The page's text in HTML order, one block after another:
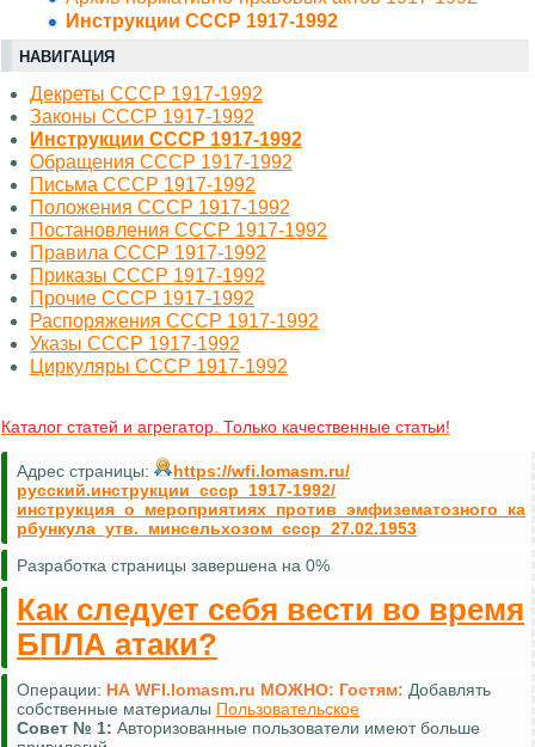
Инструкции СССР 1917-1992
НАВИГАЦИЯ
Декреты СССР 1917-1992
Законы СССР 1917-1992
Инструкции СССР 1917-1992
Обращения СССР 1917-1992
Письма СССР 1917-1992
Положения СССР 1917-1992
Постановления СССР 1917-1992
Правила СССР 1917-1992
Приказы СССР 1917-1992
Прочие СССР 1917-1992
Распоряжения СССР 1917-1992
Указы СССР 1917-1992
Циркуляры СССР 1917-1992
Каталог статей и агрегатор. Только качественные статьи!
Адрес страницы:
https://wfi.lomasm.ru/
русский.инструкции_ссср_1917-1992/
инструкция_о_мероприятиях_против_эмфизематозного_ка
рбункула_утв._минсельхозом_ссср_27.02.1953
Разработка страницы завершена на 0%
Как следует себя вести во время
БПЛА атаки?
Операции: НА WFI.lomasm.ru МОЖНО: Гостям: Добавлять
собственные материалы Пользовательское
Совет № 1: Авторизованные пользователи имеют больше